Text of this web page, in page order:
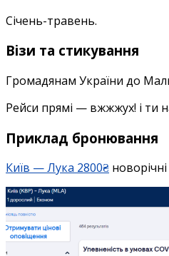
Січень-травень.
Візи та стикування
Громадянам України до
Рейси прямі — вжжжух! і ти
Приклад бронювання
Київ — Лука 2800₴